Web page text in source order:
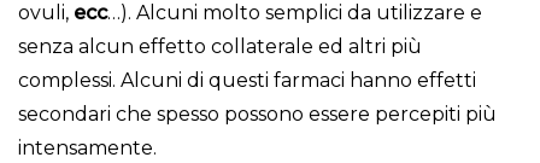
ovuli, ecc…). Alcuni molto semplici da utilizzare e
senza alcun effetto collaterale ed altri più
complessi. Alcuni di questi farmaci hanno effetti
secondari che spesso possono essere percepiti più
intensamente.